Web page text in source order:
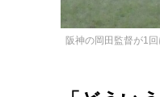
阪神の岡田監督が1